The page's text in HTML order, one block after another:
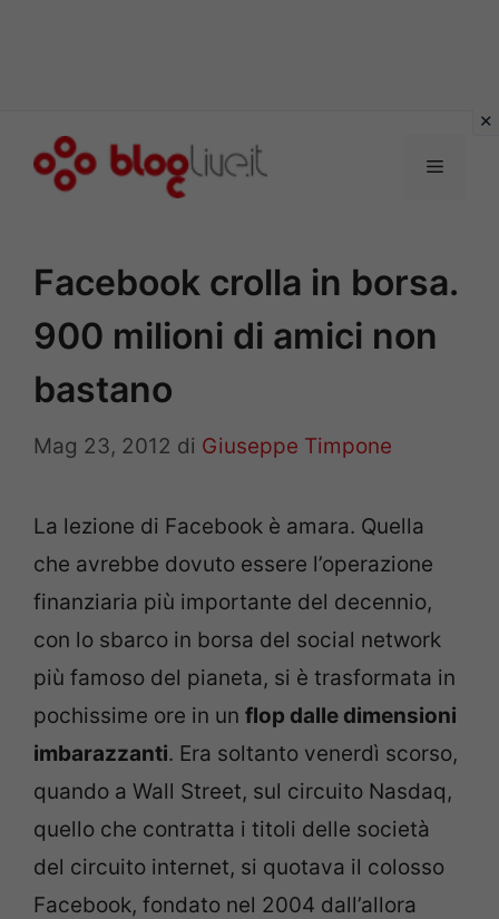
Menu
Facebook crolla in borsa.
900 milioni di amici non
bastano
Mag 23, 2012 di Giuseppe Timpone
La lezione di Facebook è amara. Quella
che avrebbe dovuto essere l’operazione
finanziaria più importante del decennio,
con lo sbarco in borsa del social network
più famoso del pianeta, si è trasformata in
pochissime ore in un flop dalle dimensioni
imbarazzanti. Era soltanto venerdì scorso,
quando a Wall Street, sul circuito Nasdaq,
quello che contratta i titoli delle società
del circuito internet, si quotava il colosso
Facebook, fondato nel 2004 dall’allora